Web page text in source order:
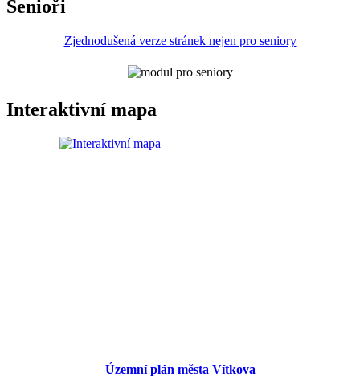
Senioři
Zjednodušená verze stránek nejen pro seniory
Interaktivní mapa
Územní plán města Vítkova